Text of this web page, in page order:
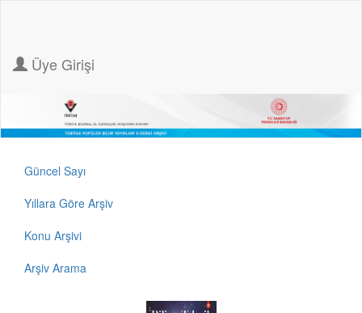
Üye Girişi
Güncel Sayı
Yıllara Göre Arşiv
Konu Arşivi
Arşiv Arama